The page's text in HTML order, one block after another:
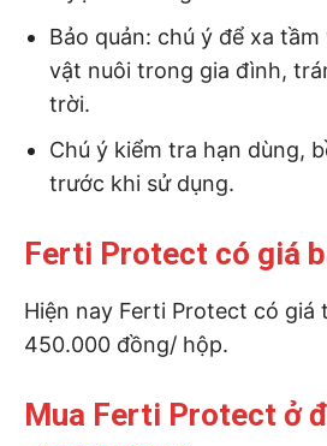
Bảo quản: chú ý để xa
vật nuôi trong gia đình,
trời.
Chú ý kiểm tra hạn dùng,
trước khi sử dụng.
Ferti Protect có giá
Hiện nay Ferti Protect có giá
450.000 đồng/ hộp.
Mua Ferti Protect ở